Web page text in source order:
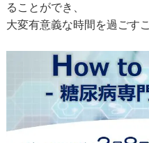
ることができ、
大変有意義な時間を過ごす